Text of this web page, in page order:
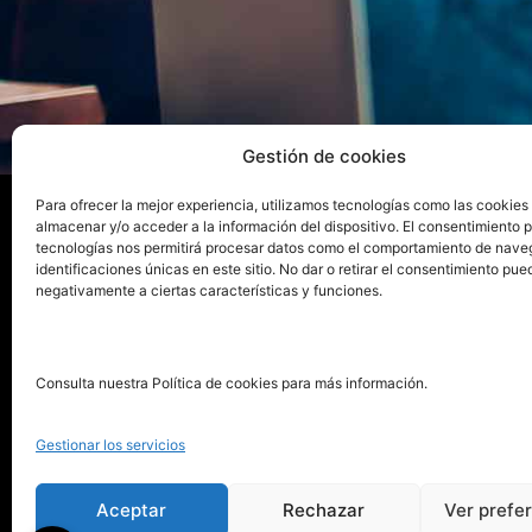
Gestión de cookies
Para ofrecer la mejor experiencia, utilizamos tecnologías como las cookies
almacenar y/o acceder a la información del dispositivo. El consentimiento
tecnologías nos permitirá procesar datos como el comportamiento de
identificaciones únicas en este sitio. No dar o retirar el consentimiento
negativamente a ciertas características y funciones.
Consulta nuestra Política de cookies para más información.
Gestionar los servicios
Aceptar Rechazar Ver
pionero de autoedición
911 413 306
info@puntorojolibros.com
La